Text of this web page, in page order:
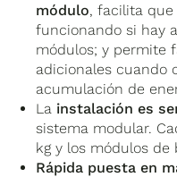
módulo, facilita
funcionando si hay
módulos; y permite
adicionales cuando
acumulación de
La instalación es
sistema modular.
kg y los módulos de
Rápida puesta en